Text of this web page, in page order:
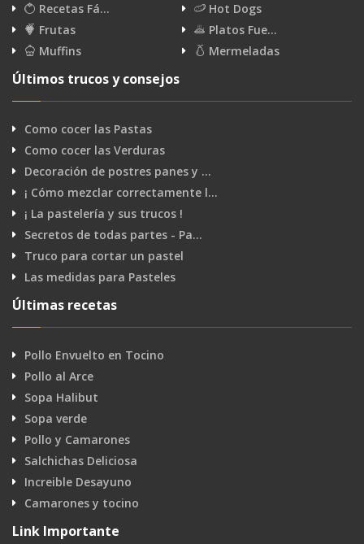
Recetas Fá…
Hot Dogs
Frutas
Platos Fue…
Muffins
Mermeladas
Últimos trucos y consejos
Como cocer las Pastas
Como cocer las Verduras
Decoración de postres panes y …
¡ Cómo mezclar correctamente l…
¡ La pastelería y sus trucos !
Secretos de todas partes - Pa…
Truco para cortar un pastel
Las medidas para Pasteles
Últimas recetas
Pollo Envuelto en Tocino
Pollo al Arce
Sopa Halibut
Sopa verde
Pollo y Camarones
Salchichas Deliciosa
Increible Desayuno
Camarones y tocino
Link Importante